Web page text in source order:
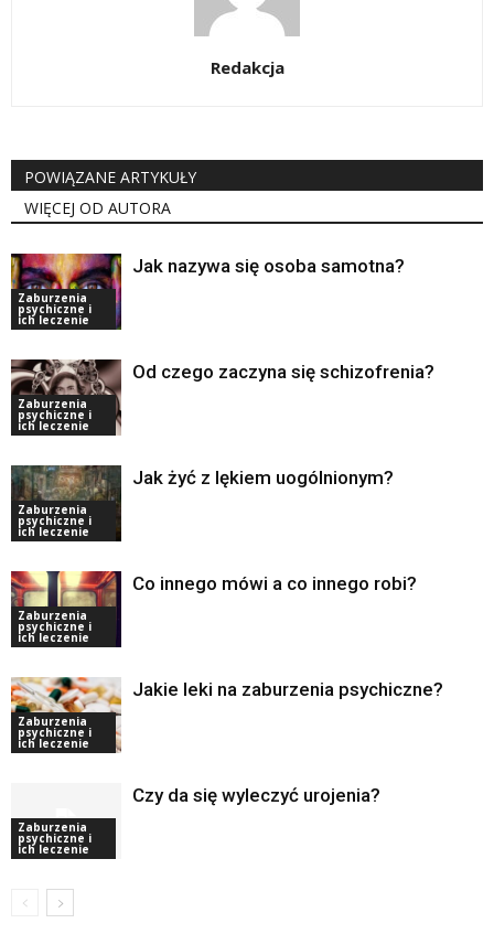
Redakcja
POWIĄZANE ARTYKUŁY
WIĘCEJ OD AUTORA
Zaburzenia
psychiczne i
ich leczenie
Jak nazywa się osoba samotna?
Zaburzenia
psychiczne i
ich leczenie
Od czego zaczyna się schizofrenia?
Zaburzenia
psychiczne i
ich leczenie
Jak żyć z lękiem uogólnionym?
Zaburzenia
psychiczne i
ich leczenie
Co innego mówi a co innego robi?
Zaburzenia
psychiczne i
ich leczenie
Jakie leki na zaburzenia psychiczne?
Zaburzenia
psychiczne i
ich leczenie
Czy da się wyleczyć urojenia?